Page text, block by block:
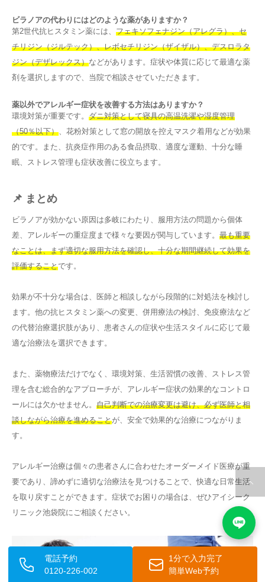
ビラノアの代わりにはどのような薬がありますか？
第2世代抗ヒスタミン薬には、 フェキソフェナジン（アレグラ）、セ
チリジン（ジルテック）、レボセチリジン（ザイザル）、デスロラタ
ジン（デザレックス）などがあります。症状や体質に応じて最適な薬
剤を選択しますので、当院で相談させていただきます。
薬以外でアレルギー症状を改善する方法はありますか？
環境対策が重要です。 ダニ対策として寝具の高温洗濯や湿度管理
（50％以下） 、花粉対策として窓の開放を控えマスク着用などが効果
的です。また、抗炎症作用のある食品摂取、適度な運動、十分な睡
眠、ストレス管理も症状改善に役立ちます。
📌 まとめ
ビラノアが効かない原因は多岐にわたり、服用方法の問題から個体
差、アレルギーの重症度まで様々な要因が関与しています。 最も重要
なことは、まず適切な服用方法を確認し、十分な期間継続して効果を
評価することです。
効果が不十分な場合は、医師と相談しながら段階的に対処法を検討し
ます。他の抗ヒスタミン薬への変更、併用療法の検討、免疫療法など
の代替治療選択肢があり、患者さんの症状や生活スタイルに応じて最
適な治療法を選択できます。
また、薬物療法だけでなく、環境対策、生活習慣の改善、ストレス管
理を含む総合的なアプローチが、アレルギー症状の効果的なコントロ
ールには欠かせません。 自己判断での治療変更は避け、必ず医師と相
談しながら治療を進めることが、安全で効果的な治療につながりま
す。
アレルギー治療は個々の患者さんに合わせたオーダーメイド医療が重
要であり、諦めずに適切な治療法を見つけることで、快適な日常生活
を取り戻すことができます。症状でお困りの場合は、ぜひアイシーク
リニック池袋院にご相談ください。
電話予約
0120-226-002
1分で入力完了
簡単Web予約